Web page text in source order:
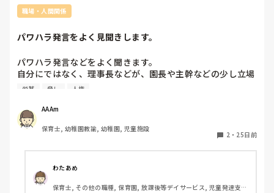
職場・人間関係
パワハラ発言をよく見聞きします。
パワハラ発言などをよく聞きます。
自分にではなく、理事長などが、園長や主幹などの少し立場
ある先生に、事務室の保護者からも見えるところで叱責して
勤するのに、、と士気が下がります。
労基などに訴える？？などという意見も他の先生からチラホ
ラ上がってますが、録音や動画などの証拠がありません。
提出すれば、理事長が少しでもマズい、と思ってくれるでし
ょうか。。
こちら、社会福祉法人です。
労基 脅し 人権
AAAm
保育士, 幼稚園教諭, 幼稚園, 児童施設
2・ 25日前
わたあめ
保育士, その他の職種, 保育園, 放課後等デイサービス, 児童発達支援